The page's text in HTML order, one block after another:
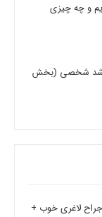
و چه چیزی
رشد شخصی (بخش
ویژگی یک جراح لاغری خوب +